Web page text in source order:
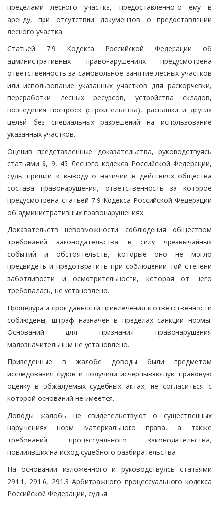
пределами лесного участка, предоставленного ему в
аренду, при отсутствии документов о предоставлении
лесного участка.
Статьей 7.9 Кодекса Российской Федерации об
административных правонарушениях предусмотрена
ответственность за самовольное занятие лесных участков
или использование указанных участков для раскорчевки,
переработки лесных ресурсов, устройства складов,
возведения построек (строительства), распашки и других
целей без специальных разрешений на использование
указанных участков.
Оценив представленные доказательства, руководствуясь
статьями 8, 9, 45 Лесного кодекса Российской Федерации,
суды пришли к выводу о наличии в действиях общества
состава правонарушения, ответственность за которое
предусмотрена статьей 7.9 Кодекса Российской Федерации
об административных правонарушениях.
Доказательств невозможности соблюдения обществом
требований законодательства в силу чрезвычайных
событий и обстоятельств, которые оно не могло
предвидеть и предотвратить при соблюдении той степени
заботливости и осмотрительности, которая от него
требовалась, не установлено.
Процедура и срок давности привлечения к ответственности
соблюдены, штраф назначен в пределах санкции нормы.
Оснований для признания правонарушения
малозначительным не установлено.
Приведенные в жалобе доводы были предметом
исследования судов и получили исчерпывающую правовую
оценку в обжалуемых судебных актах, не согласиться с
которой оснований не имеется.
Доводы жалобы не свидетельствуют о существенных
нарушениях норм материального права, а также
требований процессуального законодательства,
повлиявших на исход судебного разбирательства.
На основании изложенного и руководствуясь статьями
291.1, 291.6, 291.8 Арбитражного процессуального кодекса
Российской Федерации, судья